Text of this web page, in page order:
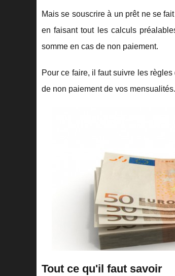
Mais se souscrire à un prêt ne se
en faisant tout les calculs
somme en cas de non paiement.
Pour ce faire, il faut suivre les
de non paiement de vos
Tout ce qu'il faut savoir